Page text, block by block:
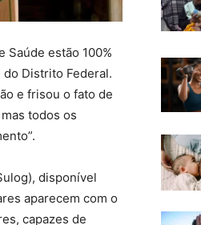
Saúde estão 100%
Distrito Federal.
e frisou o fato de
todos os
disponível
aparecem com o
capazes de